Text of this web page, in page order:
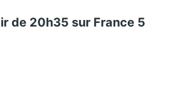
de 20h35 sur France 5